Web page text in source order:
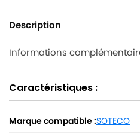
Description
Informations
Caractéristiques :
Marque compatible :SOTECO